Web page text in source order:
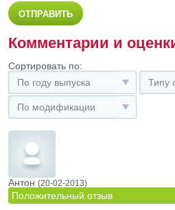
Комментарии и
Сортировать по:
По году выпуска
Типу
По модификации
Антон (20-02-2013)
Положительный отзыв